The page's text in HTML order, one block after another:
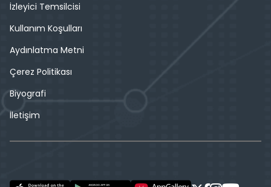
İzleyici Temsilcisi
Kullanım Koşulları
Aydınlatma Metni
Çerez Politikası
Biyografi
İletişim